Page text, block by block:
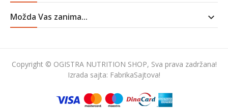
Možda Vas zanima... 
Copyright © OGISTRA NUTRITION SHOP, Sva prava zadržana!
Izrada sajta: FabrikaSajtova!